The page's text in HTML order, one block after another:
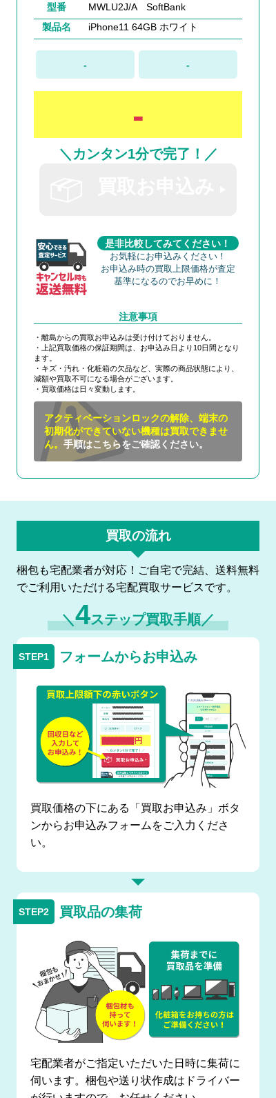
型番
MWLU2J/A SoftBank
製品名
iPhone11 64GB ホワイト
- -
-
＼カンタン1分で完了！／
是非比較してみてください！
お気軽にお申込みください！
お申込み時の買取上限価格が査定
基準になるのでお早めに！
注意事項
・離島からの買取お申込みは受け付けておりません。
・上記買取価格の保証期間は、お申込み日より10日間となり
ます。
・キズ・汚れ・化粧箱の欠品など、実際の商品状態により、
減額や買取不可になる場合がございます。
・買取価格は日々変動します。
アクティベーションロックの解除、端末の
初期化ができていない機種は買取できませ
ん。手順はこちらをご確認ください。
買取の流れ
梱包も宅配業者が対応！ご自宅で完結、送料無料
でご利用いただける宅配買取サービスです。
＼4ステップ買取手順／
フォームからお申込み
買取価格の下にある「買取お申込み」ボタ
ンからお申込みフォームをご入力くださ
い。
買取品の集荷
宅配業者がご指定いただいた日時に集荷に
伺います。梱包や送り状作成はドライバー